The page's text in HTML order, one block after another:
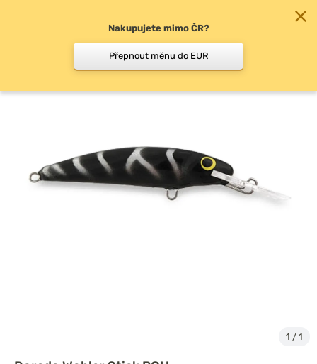
1 / 1
Nakupujete mimo ČR?
Přepnout měnu do EUR